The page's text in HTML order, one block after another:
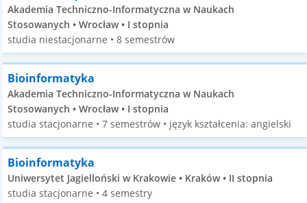
Akademia Techniczno-Informatyczna w Naukach
Stosowanych • Wrocław • I stopnia
studia niestacjonarne • 8 semestrów
Bioinformatyka
Akademia Techniczno-Informatyczna w Naukach
Stosowanych • Wrocław • I stopnia
studia stacjonarne • 7 semestrów • język kształcenia: angielski
Bioinformatyka
Uniwersytet Jagielloński w Krakowie • Kraków • II stopnia
studia stacjonarne • 4 semestry